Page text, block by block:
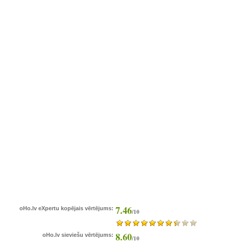
oHo.lv eXpertu kopējais vērtējums: 7.46/10
oHo.lv sieviešu vērtējums: 8.60/10